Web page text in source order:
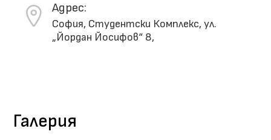
Адрес:
София, Студентски Комплекс, ул.
„Йордан Йосифов“ 8,
Галерия